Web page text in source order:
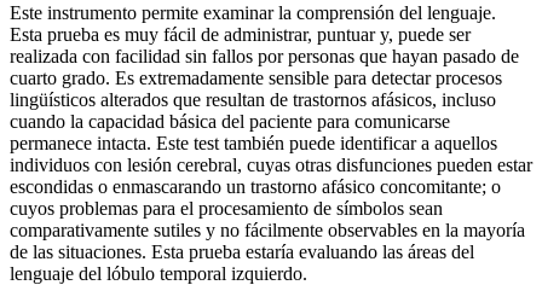
Este instrumento permite examinar la comprensión del lenguaje.
Esta prueba es muy fácil de administrar, puntuar y, puede ser
realizada con facilidad sin fallos por personas que hayan pasado de
cuarto grado. Es extremadamente sensible para detectar procesos
lingüísticos alterados que resultan de trastornos afásicos, incluso
cuando la capacidad básica del paciente para comunicarse
permanece intacta. Este test también puede identificar a aquellos
individuos con lesión cerebral, cuyas otras disfunciones pueden estar
escondidas o enmascarando un trastorno afásico concomitante; o
cuyos problemas para el procesamiento de símbolos sean
comparativamente sutiles y no fácilmente observables en la mayoría
de las situaciones. Esta prueba estaría evaluando las áreas del
lenguaje del lóbulo temporal izquierdo.